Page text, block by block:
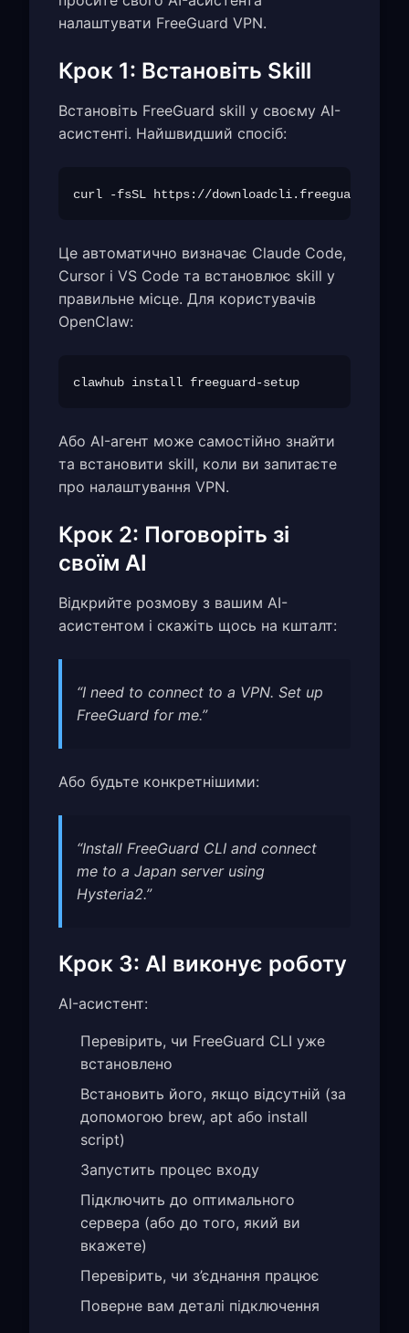
налаштувати FreeGuard VPN.
Крок 1: Встановіть Skill
Встановіть FreeGuard skill у своєму AI-
асистенті. Найшвидший спосіб:
Це автоматично визначає Claude Code,
Cursor і VS Code та встановлює skill у
правильне місце. Для користувачів
OpenClaw:
Або AI-агент може самостійно знайти
та встановити skill, коли ви запитаєте
про налаштування VPN.
Крок 2: Поговоріть зі
своїм AI
Відкрийте розмову з вашим AI-
асистентом і скажіть щось на кшталт:
“I need to connect to a VPN. Set up
FreeGuard for me.”
Або будьте конкретнішими:
“Install FreeGuard CLI and connect
me to a Japan server using
Hysteria2.”
Крок 3: AI виконує роботу
AI-асистент:
Перевірить, чи FreeGuard CLI уже
встановлено
Встановить його, якщо відсутній (за
допомогою brew, apt або install
script)
Запустить процес входу
Підключить до оптимального
сервера (або до того, який ви
вкажете)
Перевірить, чи з’єднання працює
Поверне вам деталі підключення